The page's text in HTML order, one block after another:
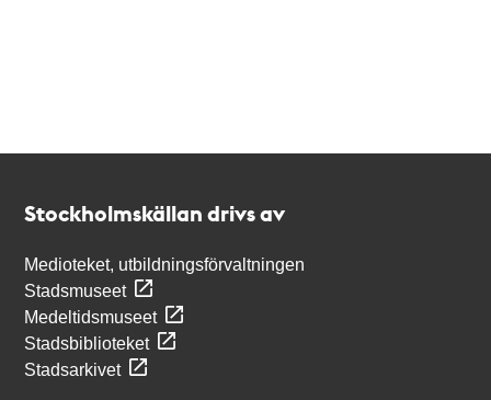
Stockholmskällan drivs av
Medioteket, utbildningsförvaltningen
Stadsmuseet
Medeltidsmuseet
Stadsbiblioteket
Stadsarkivet